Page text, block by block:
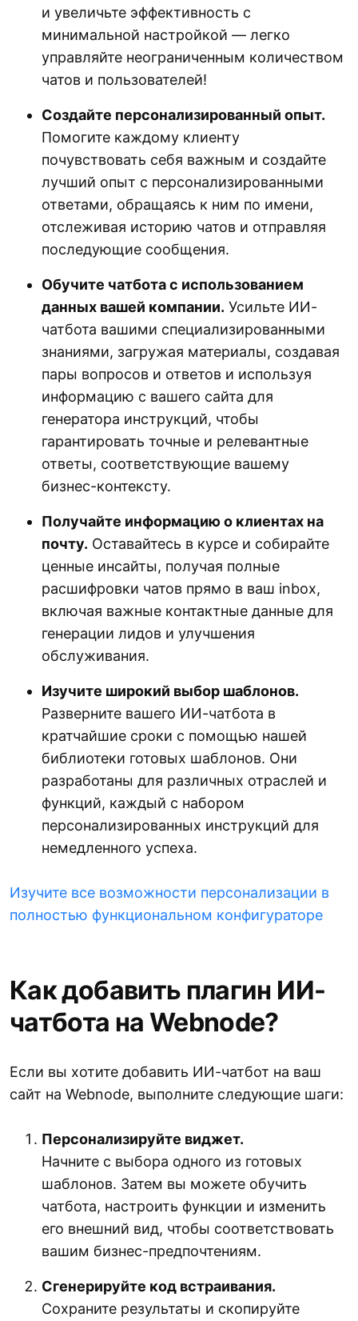
и увеличьте эффективность с
минимальной настройкой — легко
управляйте неограниченным количеством
чатов и пользователей!
Создайте персонализированный опыт.
Помогите каждому клиенту
почувствовать себя важным и создайте
лучший опыт с персонализированными
ответами, обращаясь к ним по имени,
отслеживая историю чатов и отправляя
последующие сообщения.
Обучите чатбота с использованием
данных вашей компании. Усильте ИИ-
чатбота вашими специализированными
знаниями, загружая материалы, создавая
пары вопросов и ответов и используя
информацию с вашего сайта для
генератора инструкций, чтобы
гарантировать точные и релевантные
ответы, соответствующие вашему
бизнес-контексту.
Получайте информацию о клиентах на
почту. Оставайтесь в курсе и собирайте
ценные инсайты, получая полные
расшифровки чатов прямо в ваш inbox,
включая важные контактные данные для
генерации лидов и улучшения
обслуживания.
Изучите широкий выбор шаблонов.
Разверните вашего ИИ-чатбота в
кратчайшие сроки с помощью нашей
библиотеки готовых шаблонов. Они
разработаны для различных отраслей и
функций, каждый с набором
персонализированных инструкций для
немедленного успеха.
Изучите все возможности персонализации в
полностью функциональном конфигураторе
Как добавить плагин ИИ-
чатбота на Webnode?
Если вы хотите добавить ИИ-чатбот на ваш
сайт на Webnode, выполните следующие шаги:
Персонализируйте виджет.
Начните с выбора одного из готовых
шаблонов. Затем вы можете обучить
чатбота, настроить функции и изменить
его внешний вид, чтобы соответствовать
вашим бизнес-предпочтениям.
Сгенерируйте код встраивания.
Сохраните результаты и скопируйте